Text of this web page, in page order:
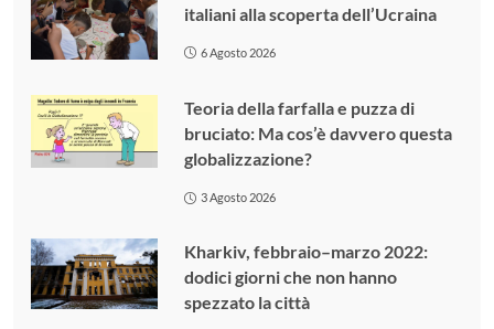
italiani alla scoperta dell’Ucraina
6 Agosto 2026
Teoria della farfalla e puzza di
bruciato: Ma cos’è davvero questa
globalizzazione?
3 Agosto 2026
Kharkiv, febbraio–marzo 2022:
dodici giorni che non hanno
spezzato la città